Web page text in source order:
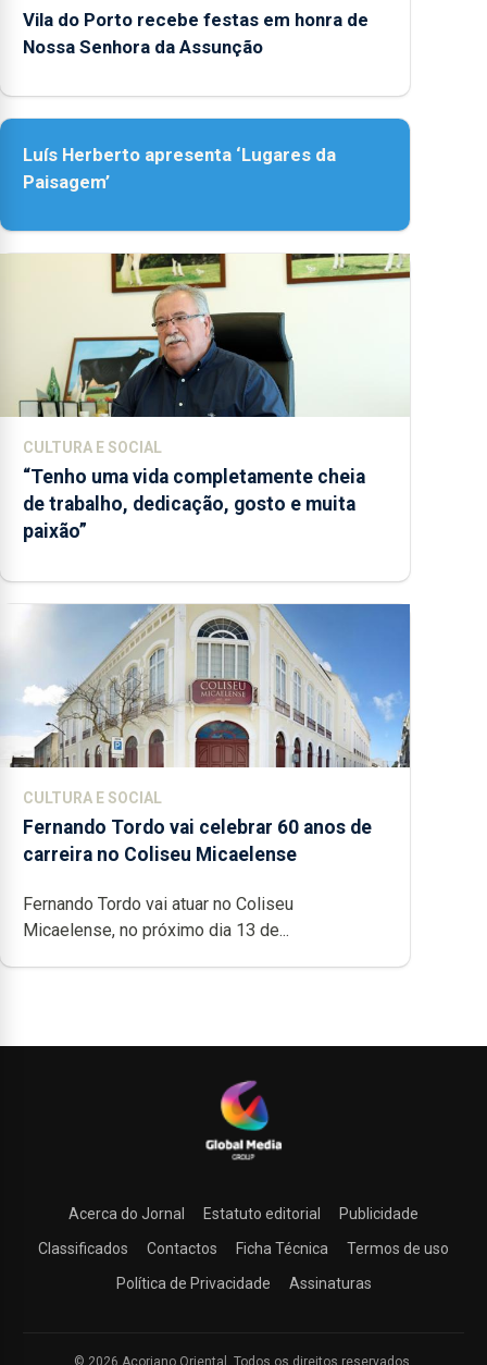
Vila do Porto recebe festas em honra de
Nossa Senhora da Assunção
Luís Herberto apresenta ‘Lugares da
Paisagem’
CULTURA E SOCIAL
“Tenho uma vida completamente cheia
de trabalho, dedicação, gosto e muita
paixão”
CULTURA E SOCIAL
Fernando Tordo vai celebrar 60 anos de
carreira no Coliseu Micaelense
Fernando Tordo vai atuar no Coliseu
Micaelense, no próximo dia 13 de...
Acerca do Jornal Estatuto editorial
Publicidade
Classificados
Contactos Ficha Técnica
Termos de uso
Política de Privacidade
Assinaturas